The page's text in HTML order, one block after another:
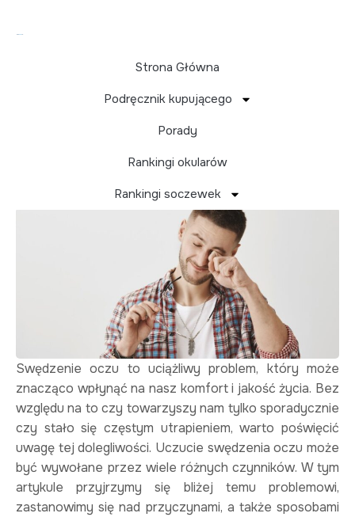
Strona Główna
Podręcznik kupującego
Porady
Rankingi okularów
Rankingi soczewek
Swędzenie oczu –
przyczyny
Swędzenie oczu to uciążliwy problem, który może
znacząco wpłynąć na nasz komfort i jakość życia. Bez
względu na to czy towarzyszy nam tylko sporadycznie
czy stało się częstym utrapieniem, warto poświęcić
uwagę tej dolegliwości. Uczucie swędzenia oczu może
być wywołane przez wiele różnych czynników. W tym
artykule przyjrzymy się bliżej temu problemowi,
zastanowimy się nad przyczynami, a także sposobami